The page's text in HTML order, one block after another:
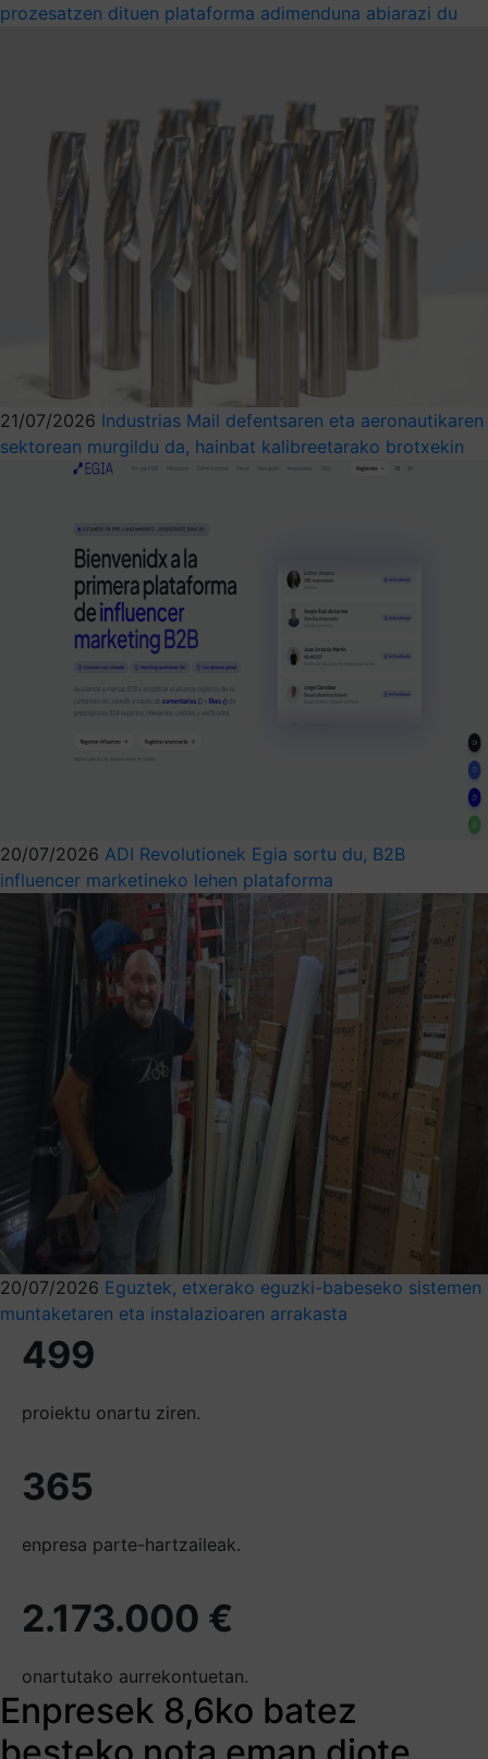
prozesatzen dituen plataforma adimenduna abiarazi du
21/07/2026 Industrias Mail defentsaren eta aeronautikaren
sektorean murgildu da, hainbat kalibreetarako brotxekin
20/07/2026 ADI Revolutionek Egia sortu du, B2B
influencer marketineko lehen plataforma
20/07/2026 Eguztek, etxerako eguzki-babeseko sistemen
muntaketaren eta instalazioaren arrakasta
499
proiektu onartu ziren.
365
enpresa parte-hartzaileak.
2.173.000 €
onartutako aurrekontuetan.
Enpresek 8,6ko batez